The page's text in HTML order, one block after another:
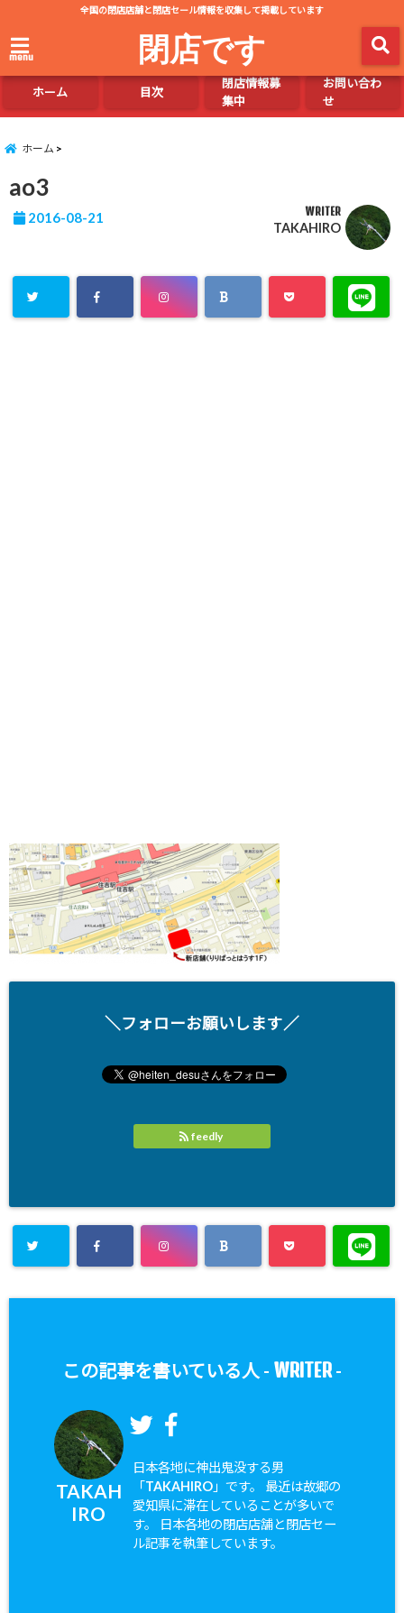
全国の閉店店舗と閉店セール情報を収集して掲載しています
menu 閉店です
ホーム 目次
閉店情報募
集中
お問い合わ
せ
ホーム
ao3
2016-08-21 WRITER
TAKAHIRO
＼フォローお願いします／
feedly
この記事を書いている人 - WRITER-
TAKAH
IRO
日本各地に神出鬼没する男
「TAKAHIRO」です。 最近は故郷の
愛知県に滞在していることが多いで
す。 日本各地の閉店店舗と閉店セー
ル記事を執筆しています。